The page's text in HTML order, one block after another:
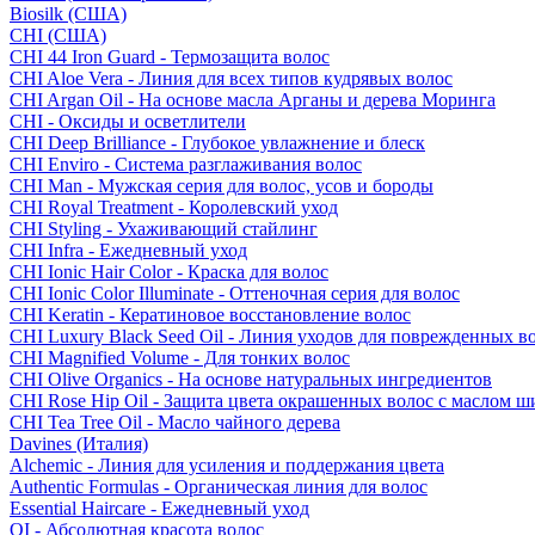
Biosilk (США)
CHI (США)
CHI 44 Iron Guard - Термозащита волос
CHI Aloe Vera - Линия для всех типов кудрявых волос
CHI Argan Oil - На основе масла Арганы и дерева Моринга
CHI - Оксиды и осветлители
CHI Deep Brilliance - Глубокое увлажнение и блеск
CHI Enviro - Система разглаживания волос
CHI Man - Мужская серия для волос, усов и бороды
CHI Royal Treatment - Королевский уход
CHI Styling - Ухаживающий стайлинг
CHI Infra - Ежедневный уход
CHI Ionic Hair Color - Краска для волос
CHI Ionic Color Illuminate - Оттеночная серия для волос
CHI Keratin - Кератиновое восстановление волос
CHI Luxury Black Seed Oil - Линия уходов для поврежденных
CHI Magnified Volume - Для тонких волос
CHI Olive Organics - На основе натуральных ингредиентов
CHI Rose Hip Oil - Защита цвета окрашенных волос с маслом
CHI Tea Tree Oil - Масло чайного дерева
Davines (Италия)
Alchemic - Линия для усиления и поддержания цвета
Authentic Formulas - Органическая линия для волос
Essential Haircare - Eжедневный уход
OI - Абсолютная красота волос